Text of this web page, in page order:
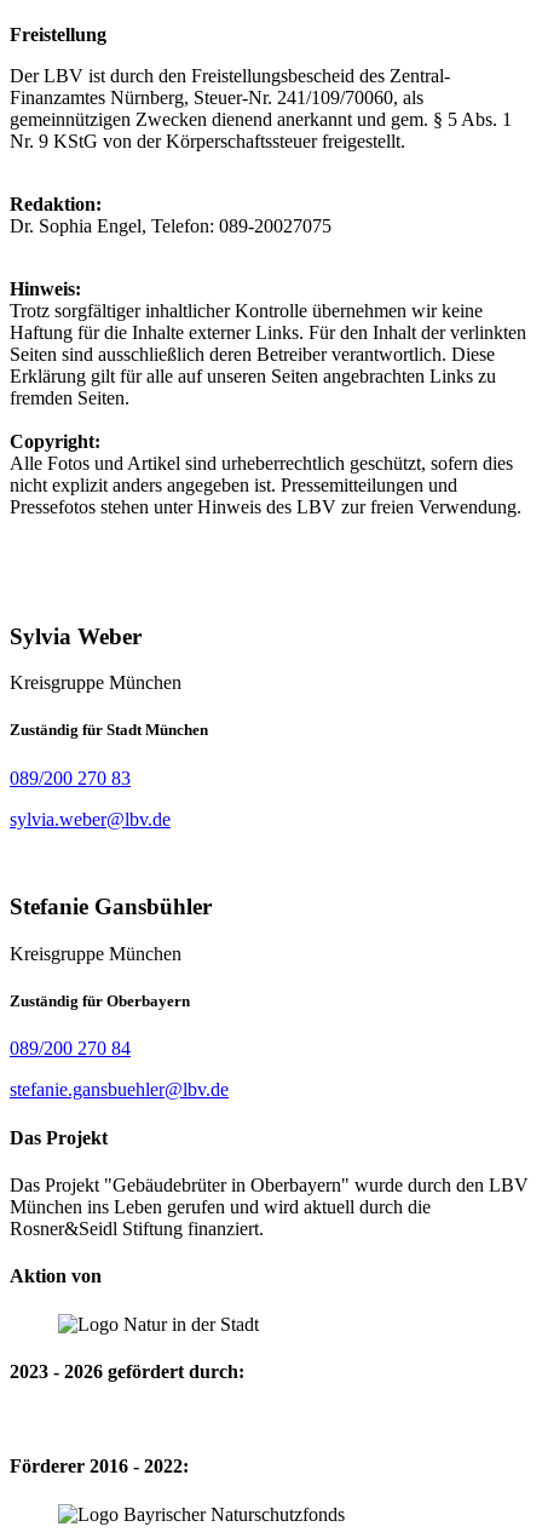
Freistellung
Der LBV ist durch den Freistellungsbescheid des Zentral-
Finanzamtes Nürnberg, Steuer-Nr. 241/109/70060, als
gemeinnützigen Zwecken dienend anerkannt und gem. § 5 Abs. 1
Nr. 9 KStG von der Körperschaftssteuer freigestellt.
Redaktion:
Dr. Sophia Engel, Telefon: 089-20027075
Hinweis:
Trotz sorgfältiger inhaltlicher Kontrolle übernehmen wir keine
Haftung für die Inhalte externer Links. Für den Inhalt der verlinkten
Seiten sind ausschließlich deren Betreiber verantwortlich. Diese
Erklärung gilt für alle auf unseren Seiten angebrachten Links zu
fremden Seiten.
Copyright:
Alle Fotos und Artikel sind urheberrechtlich geschützt, sofern dies
nicht explizit anders angegeben ist. Pressemitteilungen und
Pressefotos stehen unter Hinweis des LBV zur freien Verwendung.
Sylvia Weber
Kreisgruppe München
Zuständig für Stadt München
089/200 270 83
sylvia.weber@lbv.de
Stefanie Gansbühler
Kreisgruppe München
Zuständig für Oberbayern
089/200 270 84
stefanie.gansbuehler@lbv.de
Das Projekt
Das Projekt "Gebäudebrüter in Oberbayern" wurde durch den LBV
München ins Leben gerufen und wird aktuell durch die
Rosner&Seidl Stiftung finanziert.
Aktion von
2023 - 2026 gefördert durch:
Förderer 2016 - 2022: